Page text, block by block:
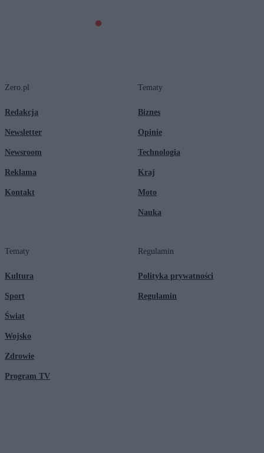
Zero.pl
Redakcja
Newsletter
Newsroom
Reklama
Kontakt
Tematy
Biznes
Opinie
Technologia
Kraj
Moto
Nauka
Tematy
Kultura
Sport
Świat
Wojsko
Zdrowie
Program TV
Regulamin
Polityka prywatności
Regulamin